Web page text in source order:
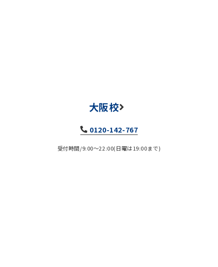
大阪校
0120-142-767
受付時間/9:00～22:00(日曜は19:00まで)